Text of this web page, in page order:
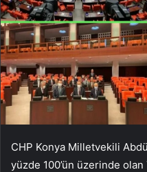
CHP Konya Milletvekili
yüzde 100’ün üzerinde